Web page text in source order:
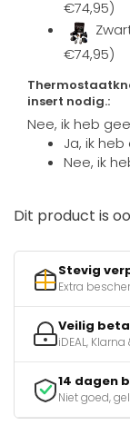
€74,95)
€74,95)
insert nodig.:
Nee, ik heb
Ja, ik
Nee, ik
Dit product is
Stevig
Extra
Veilig
iDEAL,
14 dagen
Niet goed,